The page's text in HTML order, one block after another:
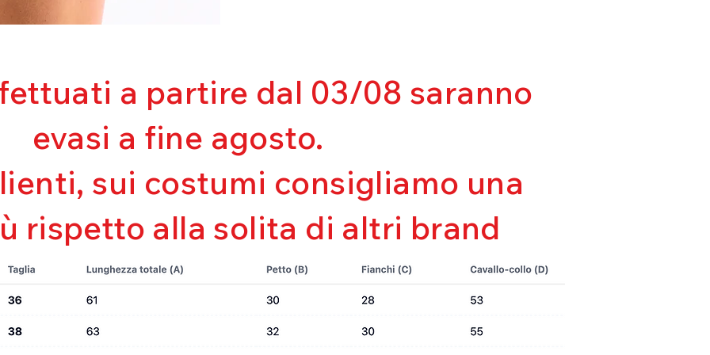
a partire dal 03/08 saranno
evasi a fine agosto.
sui costumi consigliamo una
rispetto alla solita di altri brand